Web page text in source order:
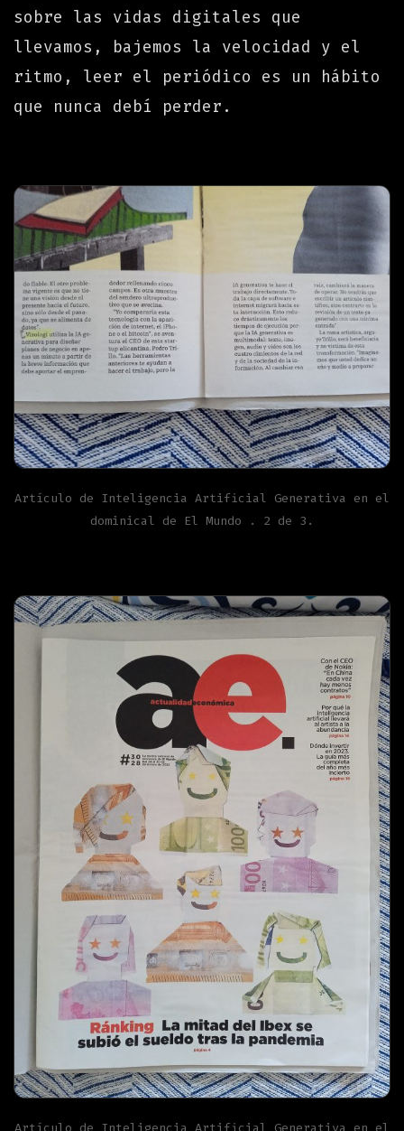
sobre las vidas digitales que
llevamos, bajemos la velocidad y el
ritmo, leer el periódico es un hábito
que nunca debí perder.
Artículo de Inteligencia Artificial Generativa en el
dominical de El Mundo . 2 de 3.